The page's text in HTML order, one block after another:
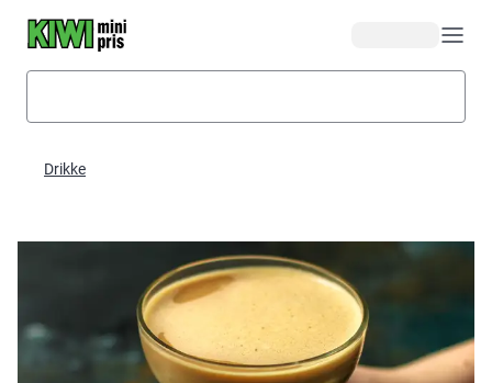
Drikke